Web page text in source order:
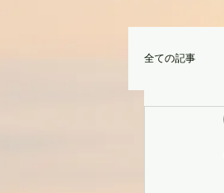
全ての記事